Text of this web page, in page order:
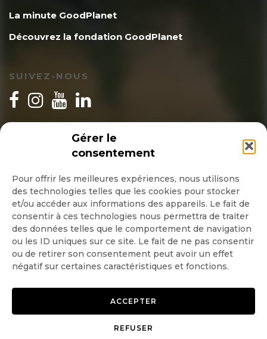
Gérer le
consentement
Pour offrir les meilleures expériences, nous utilisons
des technologies telles que les cookies pour stocker
et/ou accéder aux informations des appareils. Le fait de
consentir à ces technologies nous permettra de traiter
des données telles que le comportement de navigation
ou les ID uniques sur ce site. Le fait de ne pas consentir
ou de retirer son consentement peut avoir un effet
négatif sur certaines caractéristiques et fonctions.
ACCEPTER
REFUSER
La minute GoodPlanet
Découvrez la fondation GoodPlanet
SUIVEZ-NOUS
INSCRIPTION NEWSLETTER
Quotidienne
Hebdo
OK